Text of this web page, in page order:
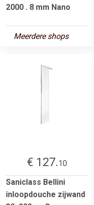
2000 . 8 mm Nano
Meerdere shops
€ 127.10
Saniclass Bellini
inloopdouche zijwand